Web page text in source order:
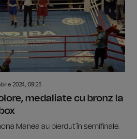
2024, 09:25
medaliate cu bronz la
Manea au pierdut în semifinale.